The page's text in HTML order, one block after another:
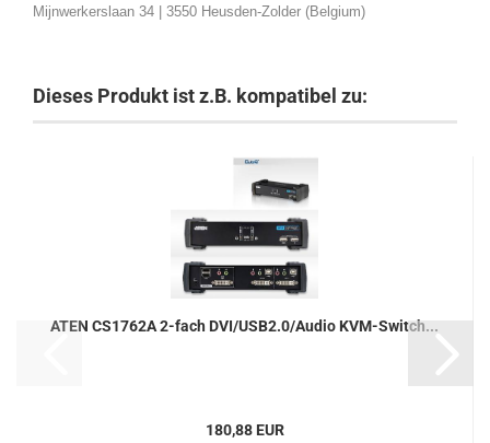
Mijnwerkerslaan 34 | 3550 Heusden-Zolder (Belgium)
Dieses Produkt ist z.B. kompatibel zu:
ATEN CS1762A 2-fach DVI/USB2.0/Audio KVM-Switch...
180,88 EUR